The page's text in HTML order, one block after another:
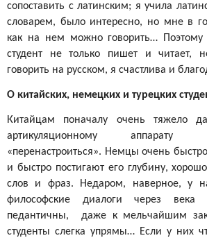
сопоставить с латинским; я учила
словарем, было интересно, но мне в
как на нем можно говорить… Поэтому
студент не только пишет и читает,
говорить на русском, я счастлива и
О китайских, немецких и турецких
Китайцам поначалу очень тяжело
артикуляционному
«перенастроиться». Немцы очень
и быстро постигают его глубину,
слов и фраз. Недаром, наверное, у
философские диалоги через
педантичны, даже к мельчайшим
студенты слегка упрямы… Если у них